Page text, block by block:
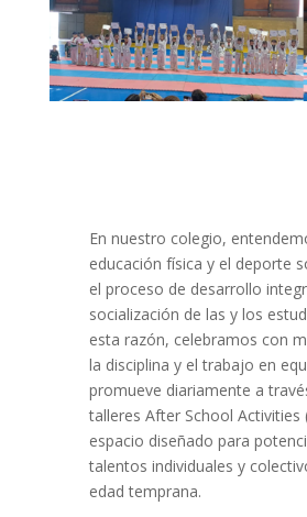
En nuestro colegio,
educación física y el deporte
el proceso de desarrollo
socialización de las y los
esta razón, celebramos con
la disciplina y el trabajo en
promueve diariamente a
talleres After School Activities
espacio diseñado para
talentos individuales y
edad temprana.